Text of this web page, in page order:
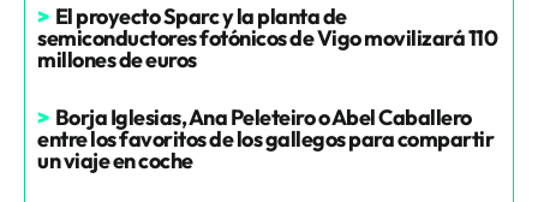
> El proyecto Sparc y la planta de
semiconductores fotónicos de Vigo movilizará 110
millones de euros
> Borja Iglesias, Ana Peleteiro o Abel Caballero
entre los favoritos de los gallegos para compartir
un viaje en coche